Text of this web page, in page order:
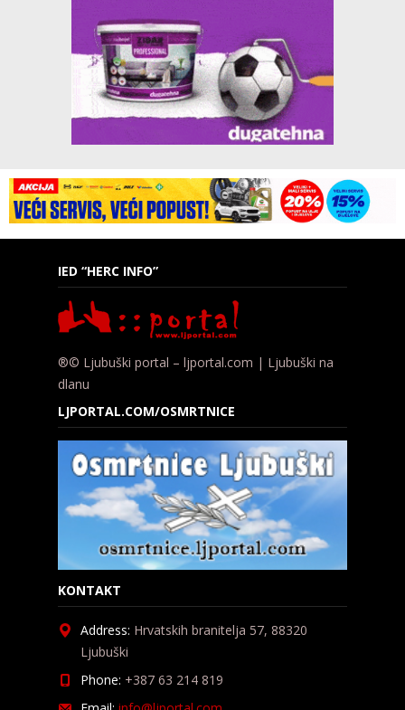
IED “HERC INFO”
®© Ljubuški portal – ljportal.com | Ljubuški na
dlanu
LJPORTAL.COM/OSMRTNICE
KONTAKT
Address: Hrvatskih branitelja 57, 88320
Ljubuški
Phone: +387 63 214 819